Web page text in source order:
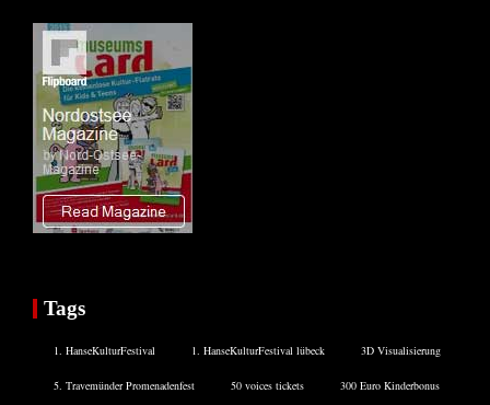
Tags
1. HanseKulturFestival 1. HanseKulturFestival lübeck 3D Visualisierung
5. Travemünder Promenadenfest 50 voices tickets 300 Euro Kinderbonus